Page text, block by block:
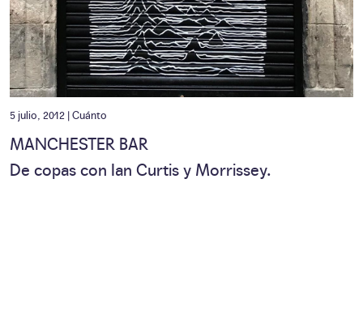
5 julio, 2012 |Cuánto
MANCHESTER BAR
De copas con Ian Curtis y Morrissey.